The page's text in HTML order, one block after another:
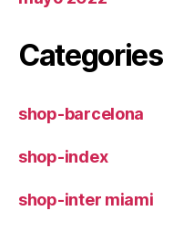
Categories
shop-barcelona
shop-index
shop-inter miami